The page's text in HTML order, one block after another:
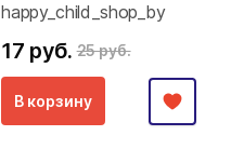
happy_child_shop_by
17 руб. 25 руб.
В корзину